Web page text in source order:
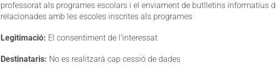
professorat als programes escolars i el enviament de butlletins informatius
relacionades amb les escoles inscrites als programes
Legitimació: El consentiment de l’interessat
Destinataris: No es realitzarà cap cessió de dades